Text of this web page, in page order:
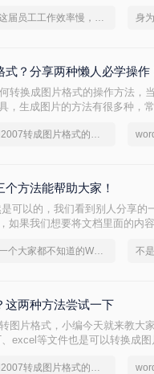
不是这届员工工作效率慢，是你不会word转图片这一招！
？分享两种懒人必学操作
转换成图片格式的操作方法，
，生成图片的方法有很多种，
技巧。
word2007转成图片格式的两种方法
方法能帮助大家！
可以的，我们看到别人分享的
如果我们想要将文档里面的内
分享一个大家都不知道的Word文档转图片方法
这两种方法尝试一下
图片格式，小编今天就来教大
excel等文件也是可以转换成
word2007转成图片格式的两种方法